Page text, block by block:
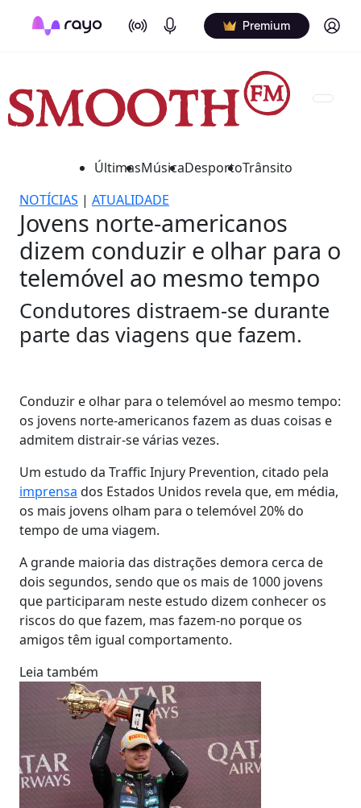
On Air Podcasts Premium Log in
ÚltimasMúsicaDesportoTrânsito
NOTÍCIAS | ATUALIDADE
Jovens norte-americanos
dizem conduzir e olhar para o
telemóvel ao mesmo tempo
Condutores distraem-se durante
parte das viagens que fazem.
Conduzir e olhar para o telemóvel ao mesmo tempo:
os jovens norte-americanos fazem as duas coisas e
admitem distrair-se várias vezes.
Um estudo da Traffic Injury Prevention, citado pela
imprensa dos Estados Unidos revela que, em média,
os mais jovens olham para o telemóvel 20% do
tempo de uma viagem.
A grande maioria das distrações demora cerca de
dois segundos, sendo que os mais de 1000 jovens
que participaram neste estudo dizem conhecer os
riscos do que fazem, mas fazem-no porque os
amigos têm igual comportamento.
Leia também